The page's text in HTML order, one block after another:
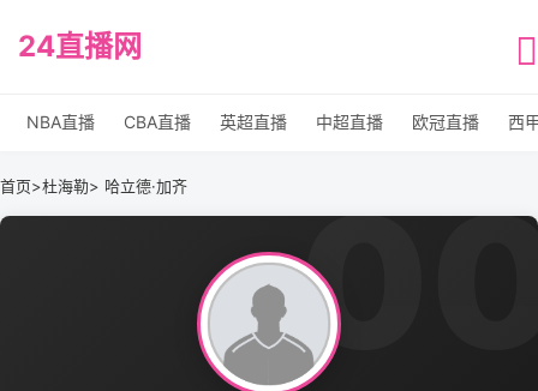
24直播网
NBA直播 CBA直播 英超直播 中超直播 欧冠直播 西
首页>杜海勒> 哈立德·加齐